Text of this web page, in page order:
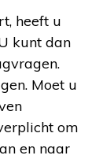
heeft u
kunt dan
Moet u
om
en naar